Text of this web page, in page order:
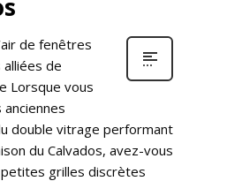
de fenêtres
de
Lorsque vous
double vitrage performant
du Calvados, avez-vous
grilles discrètes